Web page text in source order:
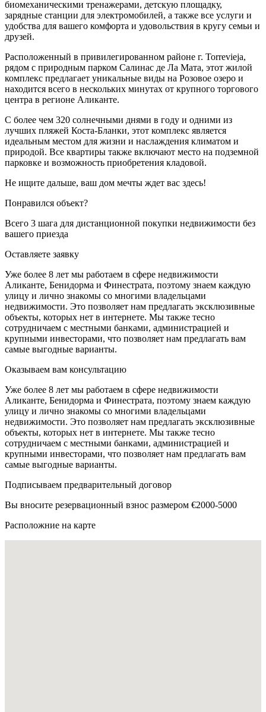
биомеханическими тренажерами, детскую площадку,
зарядные станции для электромобилей, а также все услуги и
удобства для вашего комфорта и удовольствия в кругу семьи и
друзей.
Расположенный в привилегированном районе г. Torrevieja,
рядом с природным парком Салинас де Ла Мата, этот жилой
комплекс предлагает уникальные виды на Розовое озеро и
находится всего в нескольких минутах от крупного торгового
центра в регионе Аликанте.
С более чем 320 солнечными днями в году и одними из
лучших пляжей Коста-Бланки, этот комплекс является
идеальным местом для жизни и наслаждения климатом и
природой. Все квартиры также включают место на подземной
парковке и возможность приобретения кладовой.
Не ищите дальше, ваш дом мечты ждет вас здесь!
Понравился объект?
Всего 3 шага для дистанционной покупки недвижимости без
вашего приезда
Оставляете заявку
Уже более 8 лет мы работаем в сфере недвижимости
Аликанте, Бенидорма и Финестрата, поэтому знаем каждую
улицу и лично знакомы со многими владельцами
недвижимости. Это позволяет нам предлагать эксклюзивные
объекты, которых нет в интернете. Мы также тесно
сотрудничаем с местными банками, администрацией и
крупными инвесторами, что позволяет нам предлагать вам
самые выгодные варианты.
Оказываем вам консультацию
Уже более 8 лет мы работаем в сфере недвижимости
Аликанте, Бенидорма и Финестрата, поэтому знаем каждую
улицу и лично знакомы со многими владельцами
недвижимости. Это позволяет нам предлагать эксклюзивные
объекты, которых нет в интернете. Мы также тесно
сотрудничаем с местными банками, администрацией и
крупными инвесторами, что позволяет нам предлагать вам
самые выгодные варианты.
Подписываем предварительный договор
Вы вносите резервационный взнос размером €2000-5000
Расположние на карте